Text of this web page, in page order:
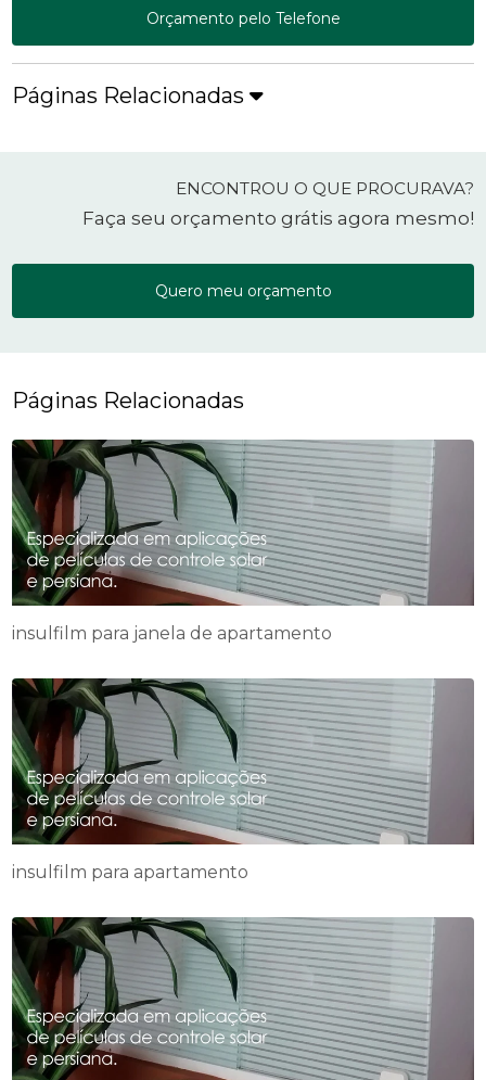
Orçamento pelo Telefone
Páginas Relacionadas
ENCONTROU O QUE PROCURAVA?
Faça seu orçamento grátis agora mesmo!
Quero meu orçamento
Páginas Relacionadas
insulfilm para janela de apartamento
insulfilm para apartamento